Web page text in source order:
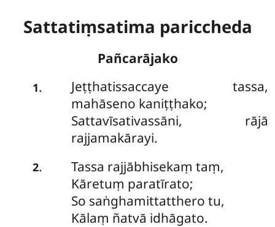
Sattatiṃsatima pariccheda
Pañcarājako
1.
Jeṭṭhatissaccaye tassa,
mahāseno kaniṭṭhako;
Sattavīsativassāni, rājā
rajjamakārayi.
2.
Tassa rajjābhisekaṃ taṃ,
Kāretuṃ paratīrato;
So saṅghamittatthero tu,
Kālaṃ ñatvā idhāgato.